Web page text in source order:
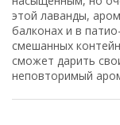
этой лаванды,
балконах и в
смешанных
сможет дарить
неповторимый